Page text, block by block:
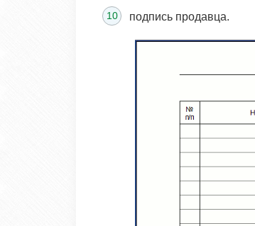
подпись продавца.